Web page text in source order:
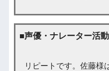
■声優・ナレーター活
リピートです。佐藤様